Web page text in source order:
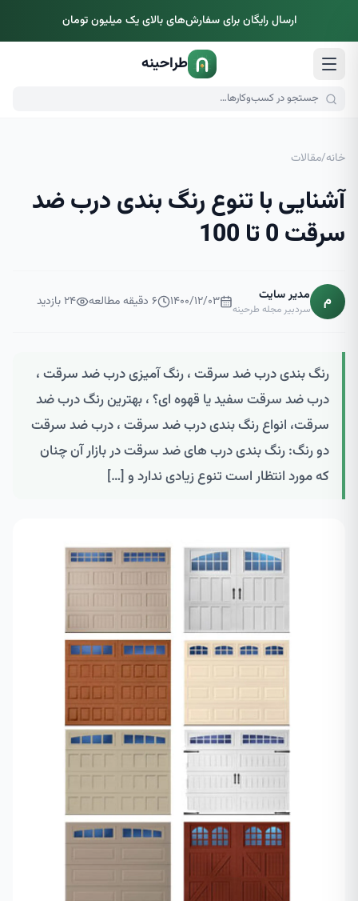
ارسال رایگان برای سفارش‌های بالای یک میلیون تومان
طراحینه
خانه/مقالات
آشنایی با تنوع رنگ بندی درب ضد
سرقت 0 تا 100
م مدیر سایت
سردبیر مجله طرحینه ۱۴۰۰/۱۲/۰۳ ۶ دقیقه مطالعه ۲۴بازدید
رنگ بندی درب ضد سرقت ، رنگ آمیزی درب ضد سرقت ،
درب ضد سرقت سفید یا قهوه ای؟ ، بهترین رنگ درب ضد
سرقت، انواع رنگ بندی درب ضد سرقت ، درب ضد سرقت
دو رنگ: رنگ بندی درب های ضد سرقت در بازار آن چنان
که مورد انتظار است تنوع زیادی ندارد و […]